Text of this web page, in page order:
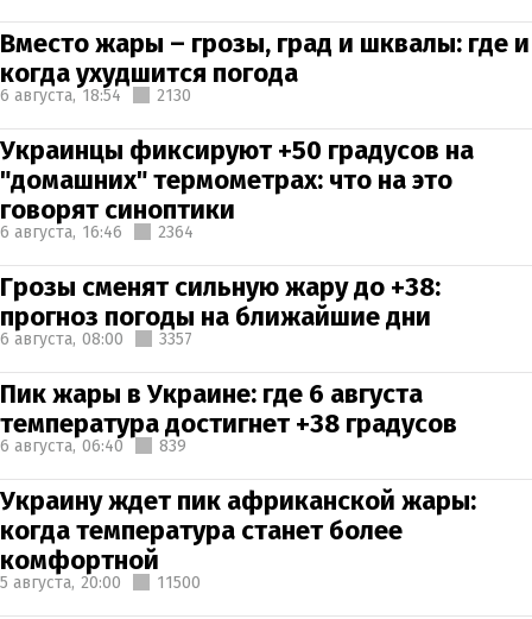
Вместо жары – грозы, град и шквалы: где и
когда ухудшится погода
6 августа, 18:54 2130
Украинцы фиксируют +50 градусов на
"домашних" термометрах: что на это
говорят синоптики
6 августа, 16:46 2364
Грозы сменят сильную жару до +38:
прогноз погоды на ближайшие дни
6 августа, 08:00 3357
Пик жары в Украине: где 6 августа
температура достигнет +38 градусов
6 августа, 06:40 839
Украину ждет пик африканской жары:
когда температура станет более
комфортной
5 августа, 20:00 11500